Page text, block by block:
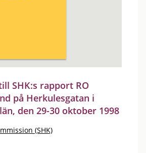
SHK:s rapport RO
på Herkulesgatan i
den 29-30 oktober 1998
(SHK)